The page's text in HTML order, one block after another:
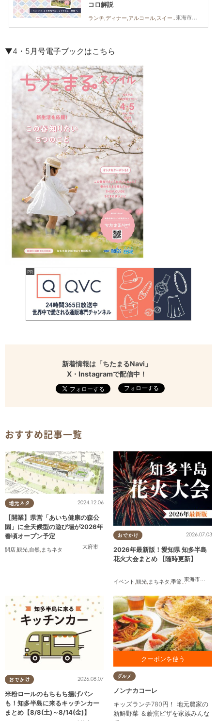
東海市,大府市,知多市,東浦町,阿久比町,半田市,常滑市,武豊町,美浜町,南知多町
コロ解説
ランチ,ディナー,アルコール,スイーツ,ダイエット,住まい,習い事,ちたまるスタイル掲載店
▼4・5月号電子ブックはこちら
新着情報は「ちたまるNavi」
X・Instagramで配信中！
フォローする
おすすめ記事一覧
地元ネタ
大府市
2024.12.06
【開業】県営「あいち健康の森公
園」に全天候型の遊び場が2026年
春頃オープン予定
開店,観光,自然, まちネタ
おでかけ
東海市大府
2026.07.03
2026年最新版！愛知県 知多半島
花火大会まとめ 【随時更新】
イベント ,観光, まちネタ ,季節ネタ ,まとめ記
おでかけ 2026.08.07
米粉ロールのもちもち揚げパン
も！知多半島に来るキッチンカー
まとめ【8/8(土)～8/14(金)】
お食事をご利用の方に カタラ
ーナプレゼント ※1クーポンで
最大4名様まで対応
グルメ
ノンナカコーレ
キッズランチ780円！ 地元農家の
新鮮野菜 ＆薪窯ピザを家族みんな